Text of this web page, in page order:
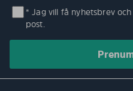
* Jag vill få nyhetsbrev
post.